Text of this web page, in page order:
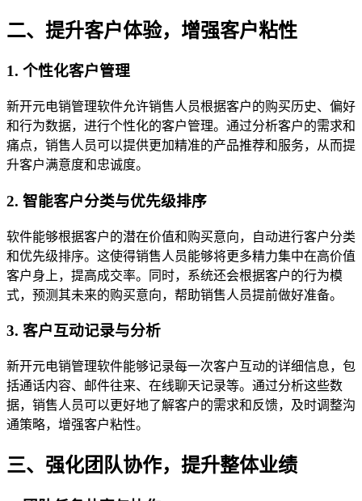
二、提升客户体验，增强客户粘性
1. 个性化客户管理
新开元电销管理软件允许销售人员根据客户的购买历史、偏好
和行为数据，进行个性化的客户管理。通过分析客户的需求和
痛点，销售人员可以提供更加精准的产品推荐和服务，从而提
升客户满意度和忠诚度。
2. 智能客户分类与优先级排序
软件能够根据客户的潜在价值和购买意向，自动进行客户分类
和优先级排序。这使得销售人员能够将更多精力集中在高价值
客户身上，提高成交率。同时，系统还会根据客户的行为模
式，预测其未来的购买意向，帮助销售人员提前做好准备。
3. 客户互动记录与分析
新开元电销管理软件能够记录每一次客户互动的详细信息，包
括通话内容、邮件往来、在线聊天记录等。通过分析这些数
据，销售人员可以更好地了解客户的需求和反馈，及时调整沟
通策略，增强客户粘性。
三、强化团队协作，提升整体业绩